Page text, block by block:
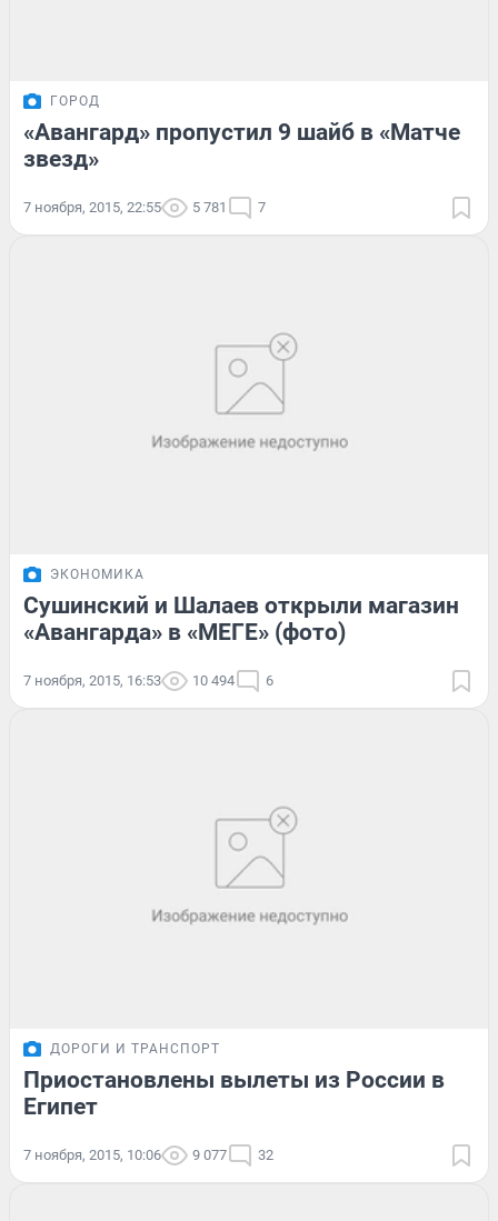
ГОРОД
«Авангард» пропустил 9 шайб в «Матче
звезд»
7 ноября, 2015, 22:55 5 781 7
ЭКОНОМИКА
Сушинский и Шалаев открыли магазин
«Авангарда» в «МЕГЕ» (фото)
7 ноября, 2015, 16:53 10 494 6
ДОРОГИ И ТРАНСПОРТ
Приостановлены вылеты из России в
Египет
7 ноября, 2015, 10:06 9 077 32